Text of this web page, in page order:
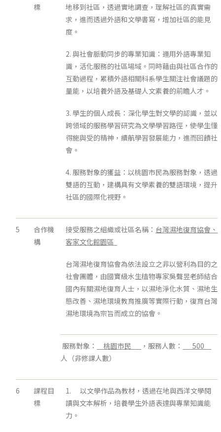
標
地移到社區，透過實地調查，理解社區的真實需
求，進而透過外語和文學書寫，增加社區的能見
度。
2. 與社會脈動同步的專業知識：運用外語專業知
識，活化服務的社區場域。同時藉由與社區合作的
互動過程，累積外語相關科系學生關注社會議題的
量能，以培養外語及基礎人文素養的前瞻人才。
3. 學生的個人成長：深化學生對文學的認識，並以
跨領域的服務學習研究為文學學習路徑，使學生懂
得施與受的精神，續航學習發展能力，進而回饋社
會。
4. 服務對象的獲益：以桃園市民為服務對象，透過
雙語的互動，建構具有文學素養的雙語環境，提升
社區的國際化視野。
5
合作機
構
接受服務之組織或社區名稱： 台灣濕地復育協會、
客家文化館園區
台灣濕地復育協會為依法設立之非以營利為目的之
社會團體，由國寶級水生植物專家吳聲昱老師結合
國內有關濕地復育人士，以濕地淨化水質、濕地生
態改善、濕地環境教育推廣等實際行動，復育台灣
濕地環境為宗旨而成立的協會。
服務對象： 桃園市民 ，服務人數：
500
人（非修課人數）
6
課程目
標
1. 以文學作品為教材，透過在地與西洋文學閱
讀與文本解析，培養學生外語表達與專業知識能
力。